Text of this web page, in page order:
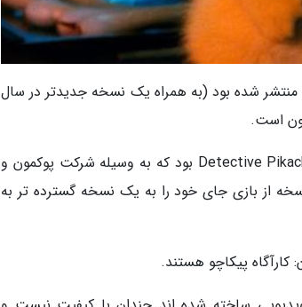
پوکمون: کارآگاه پیکاچو براساس یک بازی سبک ماجرایی که در سال 2016 منتشر شده بود (به همراه یک نسخه جدیدتر در سال
عنوان اولیه این بازی منتشرشده در سال 2016 Detective Pikachu: Birth of a New Duo بود که به وسیله شرکت پوکمون و
3دی اس منتشر شد. مدتی بعد در سال 2018 این نسخه از بازی جای خود را به یک نسخه گسترده تر به
کارآگاه پیکاچو هستند.